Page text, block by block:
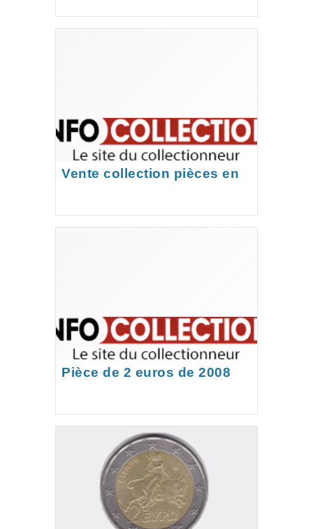
Vente collection pièces en
Pièce de 2 euros de 2008
Union Européenne R.F avec
faute de frappe d’une valeur
inestimable